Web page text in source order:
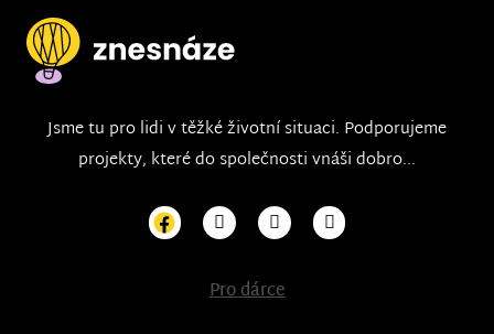
Jsme tu pro lidi v těžké životní situaci. Podporujeme
projekty, které do společnosti vnáši dobro...
Pro dárce